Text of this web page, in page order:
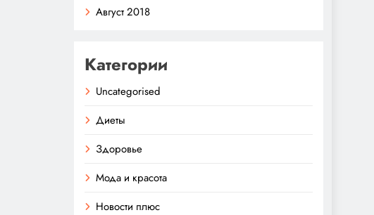
Август 2018
Категории
Uncategorised
Диеты
Здоровье
Мода и красота
Новости плюс